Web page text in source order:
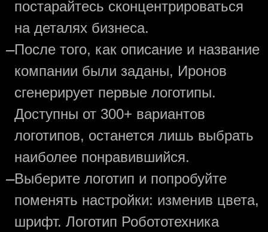
постарайтесь сконцентрироваться
на деталях бизнеса.
—После того, как описание и название
компании были заданы, Иронов
сгенерирует первые логотипы.
Доступны от 300+ вариантов
логотипов, останется лишь выбрать
наиболее понравившийся.
—Выберите логотип и попробуйте
поменять настройки: изменив цвета,
шрифт. Логотип Робототехника